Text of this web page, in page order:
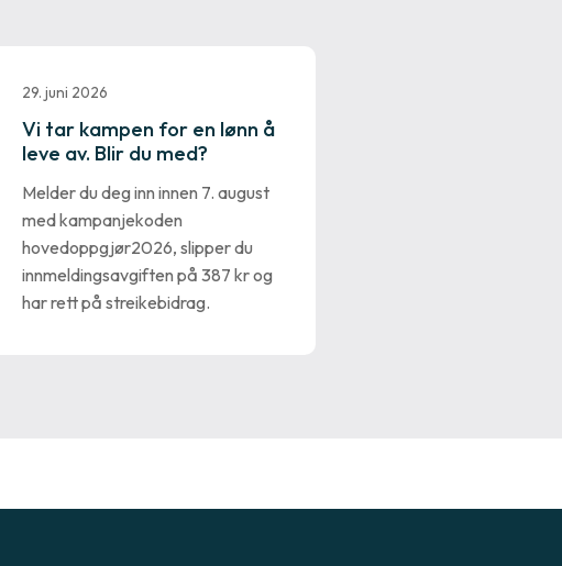
29. juni 2026
Vi tar kampen for en lønn å
leve av. Blir du med?
Melder du deg inn innen 7. august
med kampanjekoden
hovedoppgjør2026, slipper du
innmeldingsavgiften på 387 kr og
har rett på streikebidrag.